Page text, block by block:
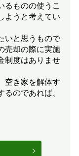
るものの使うこ
ようと考えてい
いと思うもので
売却の際に実施
制度はありませ
空き家を解体す
のであれば、